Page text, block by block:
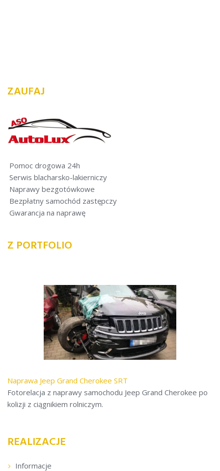
ZAUFAJ
Pomoc drogowa 24h
Serwis blacharsko-lakierniczy
Naprawy bezgotówkowe
Bezpłatny samochód zastępczy
Gwarancja na naprawę
Z PORTFOLIO
Naprawa Jeep Grand Cherokee SRT
Fotorelacja z naprawy samochodu Jeep Grand Cherokee po
kolizji z ciągnikiem rolniczym.
REALIZACJE
Informacje